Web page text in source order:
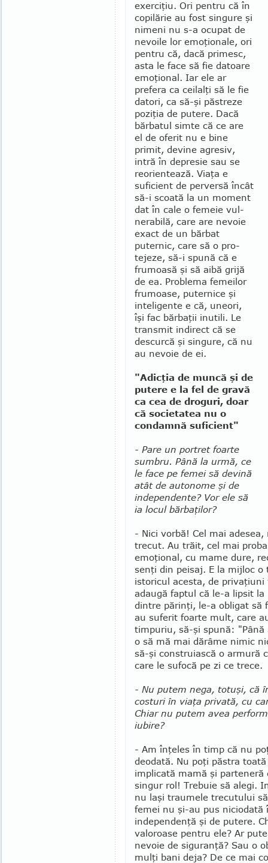
exer­ciţiu. Ori pentru că în
co­pilărie au fost singure şi
ni­meni nu s-a ocupat de
nevoile lor emoţionale, ori
pentru că, dacă primesc,
asta le face să fie datoare
emoţional. Iar ele ar
prefera ca ceilalţi să le fie
datori, ca să-şi păstreze
poziţia de putere. Dacă
bărbatul simte că ce are
el de oferit nu e bine
primit, devine agresiv,
intră în depresie sau se
reorientează. Viaţa e
suficient de perversă încât
să-i scoată la un moment
dat în cale o femeie vul­
nerabilă, care are nevoie
exact de un bărbat
puternic, care să o pro­
tejeze, să-i spună că e
fru­moa­­să şi să aibă grijă
de ea. Problema femeilor
frumoase, puternice şi
inteligente e că, uneori,
îşi fac bărbaţii inutili. Le
transmit indirect că se
descurcă şi singure, că nu
au nevoie de ei.
"Adicţia de muncă şi de
putere e la fel de gravă
ca cea de droguri, doar
că societatea nu o
condamnă suficient"
- Pare un portret foarte
sumbru. Până la urmă, ce
le face pe femei să devină
atât de auto­no­me şi de
independente? Vor ele să
ia locul băr­baţilor?
- Nici vorbă! Cel mai
trecut. Au trăit, cel mai
emo­ţional, cu mame dure,
senţi din peisaj. E la mijloc o
istoricul acesta, de
adaugă faptul că le-a lipsit
dintre părinţi, le-a obligat să
au suferit foarte mult, care
timpuriu, să-şi spună:
o să mă mai dărâme nimic
să-şi construiască o armură
care le sufocă pe zi ce trece.
- Nu putem nega, totuşi, că
costuri în viaţa privată, cu
Chiar nu putem avea
iubire?
- Am înţeles în timp că nu
deodată. Nu poţi păstra
implicată mamă şi
singur rol! Trebuie să alegi.
nu laşi traumele trecu­tu­lui
femei nu şi-au pus niciodată
independenţă şi de putere.
valoroase pentru ele? Ar
nevoie de siguranţă? Sau o
mulţi bani deja? De ce mai